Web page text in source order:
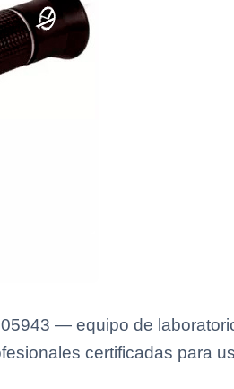
— equipo de
certificadas para